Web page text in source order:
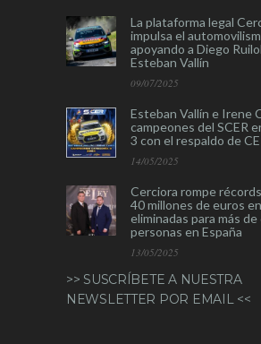
La plataforma legal
impulsa el
apoyando a Diego
Esteban Vallín
09/07/2025
Esteban Vallín e Irene
campeones del SCER
3 con el respaldo de
14/05/2025
Cerciora rompe
40 millones de euros
eliminadas para más de
personas en España
13/05/2025
>> SUSCRÍBETE A NUESTRA
NEWSLETTER POR EMAIL <<